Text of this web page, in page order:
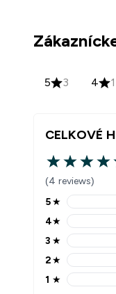
5 3 4 1
CELKOVÉ
4.75 out of
(4 reviews)
5 stars rating
5★
4 stars rating
4★
3 stars rating
3 ★
2 stars rating
2★
1 stars rating
1 ★